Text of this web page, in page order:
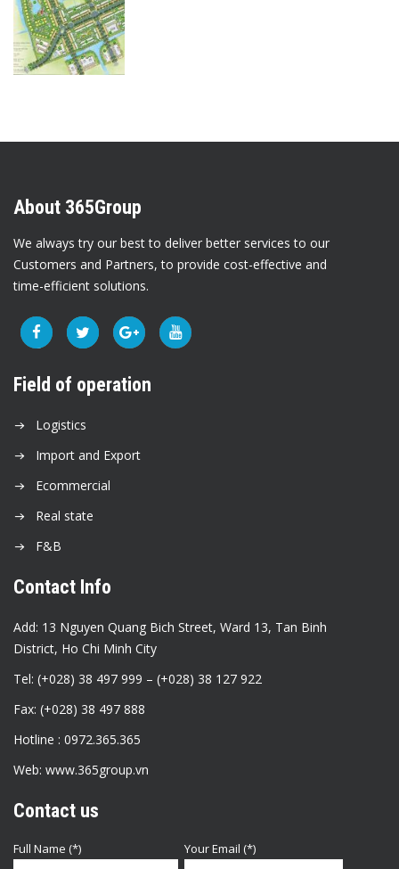
About 365Group
We always try our best to deliver better services to our
Customers and Partners, to provide cost-effective and
time-efficient solutions.
Field of operation
Logistics
Import and Export
Ecommercial
Real state
F&B
Contact Info
Add: 13 Nguyen Quang Bich Street, Ward 13, Tan Binh
District, Ho Chi Minh City
Tel: (+028) 38 497 999 – (+028) 38 127 922
Fax: (+028) 38 497 888
Hotline : 0972.365.365
Web: www.365group.vn
Contact us
Full Name (*) Your Email (*)